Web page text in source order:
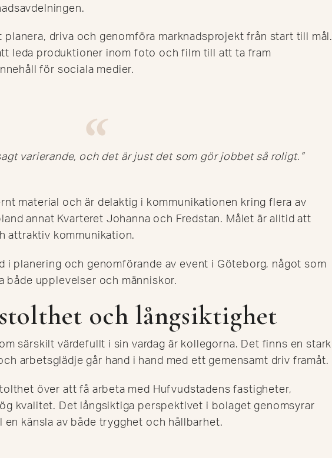
planera, driva och genomföra marknadsprojekt från start till mål.
leda produktioner inom foto och film till att ta fram
för sociala medier.
varierande, och det är just det som gör jobbet så roligt.”
material och är delaktig i kommunikationen kring flera av
annat Kvarteret Johanna och Fredstan. Målet är alltid att
attraktiv kommunikation.
i planering och genomförande av event i Göteborg, något som
både upplevelser och människor.
och långsiktighet
särskilt värdefullt i sin vardag är kollegorna. Det finns en stark
arbetsglädje går hand i hand med ett gemensamt driv framåt.
över att få arbeta med Hufvudstadens fastigheter,
kvalitet. Det långsiktiga perspektivet i bolaget genomsyrar
känsla av både trygghet och hållbarhet.